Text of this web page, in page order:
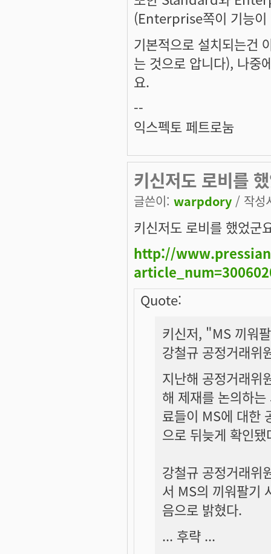
(Enterprise쪽이 기능이
기본적으로 설치되는건
는 것으로 압니다), 나중
요.
--
익스펙토 페트로눔
키신저도 로비
글쓴이: warpdory / 작성
키신저도 로비를 했었군
http://
Quote:
키신저, "MS 끼워
강철규 공정거래위
지난해 공정거래위
해 제재를 논의하
료들이 MS에 대한
으로 뒤늦게 확인됐
강철규 공정거래위
서 MS의 끼워팔기
음으로 밝혔다.
... 후략 ...